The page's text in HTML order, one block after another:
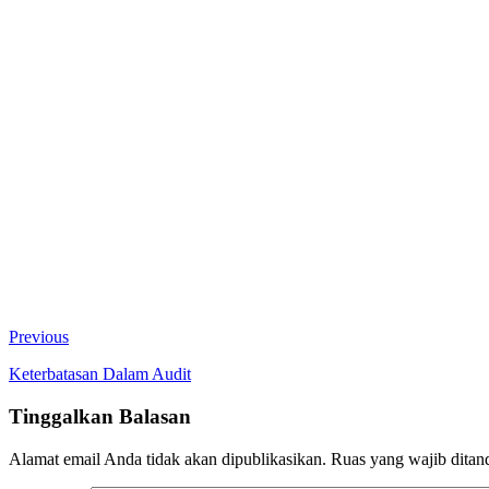
Previous
Keterbatasan Dalam Audit
Tinggalkan Balasan
Alamat email Anda tidak akan dipublikasikan. Ruas yang wajib